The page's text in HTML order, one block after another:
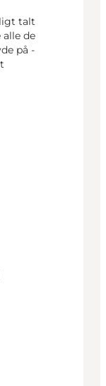
talt
de
på -